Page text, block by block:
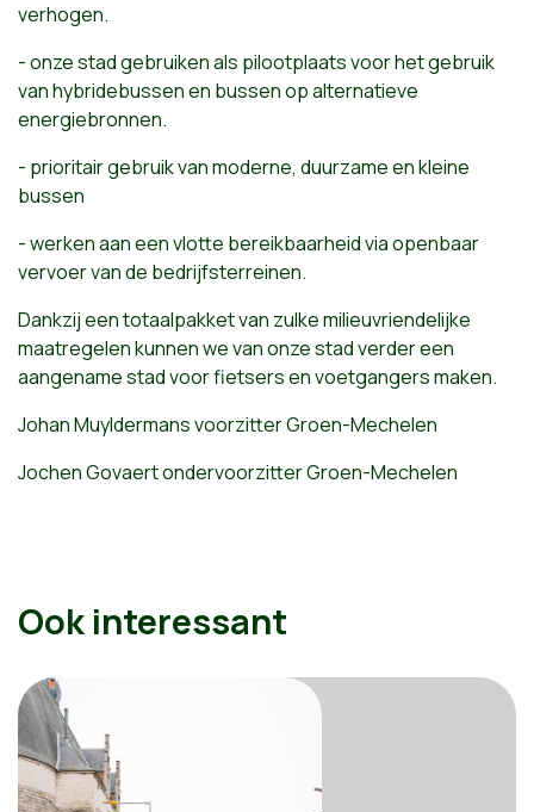
verhogen.
- onze stad gebruiken als pilootplaats voor het gebruik
van hybridebussen en bussen op alternatieve
energiebronnen.
- prioritair gebruik van moderne, duurzame en kleine
bussen
- werken aan een vlotte bereikbaarheid via openbaar
vervoer van de bedrijfsterreinen.
Dankzij een totaalpakket van zulke milieuvriendelijke
maatregelen kunnen we van onze stad verder een
aangename stad voor fietsers en voetgangers maken.
Johan Muyldermans voorzitter Groen-Mechelen
Jochen Govaert ondervoorzitter Groen-Mechelen
Ook interessant